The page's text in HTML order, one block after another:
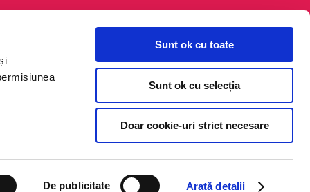
De publicitate Arată detalii
Sunt ok cu toate
Sunt ok cu selecția
Doar cookie-uri strict necesare